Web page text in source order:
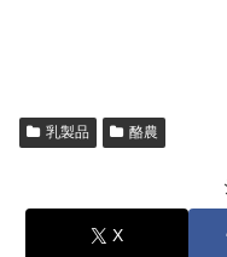
乳製品 酪農
X